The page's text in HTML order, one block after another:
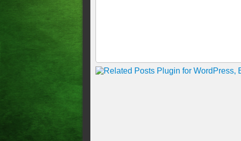
A CRÔNICA DE CEARÁ 3 X 1